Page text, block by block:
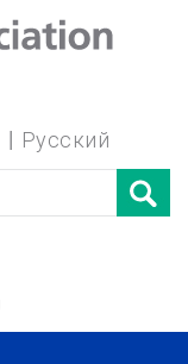
Русский